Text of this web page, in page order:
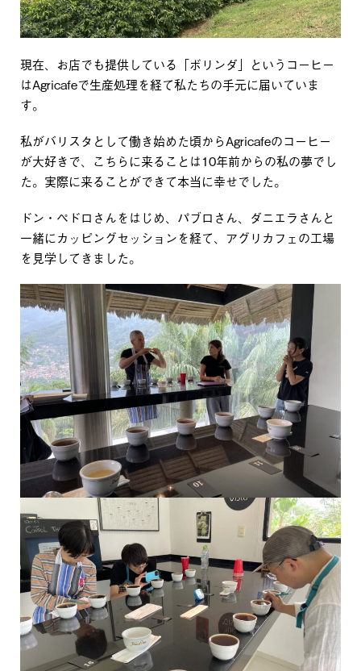
現在、お店でも提供している「ボリンダ」というコーヒー
はAgricafeで生産処理を経て私たちの手元に届いていま
す。
私がバリスタとして働き始めた頃からAgricafeのコーヒー
が大好きで、こちらに来ることは10年前からの私の夢でし
た。実際に来ることができて本当に幸せでした。
ドン・ペドロさんをはじめ、パブロさん、ダニエラさんと
一緒にカッピングセッションを経て、アグリカフェの工場
を見学してきました。